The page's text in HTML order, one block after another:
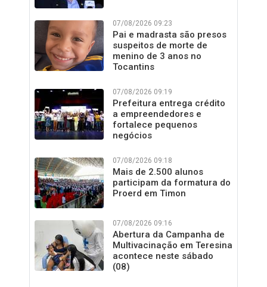
07/08/2026 09:23
Pai e madrasta são presos
suspeitos de morte de
menino de 3 anos no
Tocantins
07/08/2026 09:19
Prefeitura entrega crédito
a empreendedores e
fortalece pequenos
negócios
07/08/2026 09:18
Mais de 2.500 alunos
participam da formatura do
Proerd em Timon
07/08/2026 09:16
Abertura da Campanha de
Multivacinação em Teresina
acontece neste sábado
(08)